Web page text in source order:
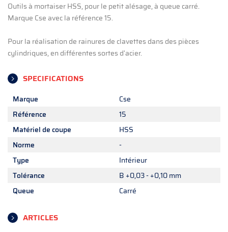
Outils à mortaiser HSS, pour le petit alésage, à queue carré.
Marque Cse avec la référence 15.
Pour la réalisation de rainures de clavettes dans des pièces
cylindriques, en différentes sortes d'acier.
SPECIFICATIONS
Marque
Cse
Référence
15
Matériel de coupe
HSS
Norme
-
Type
Intérieur
Tolérance
B +0,03 - +0,10 mm
Queue
Carré
ARTICLES